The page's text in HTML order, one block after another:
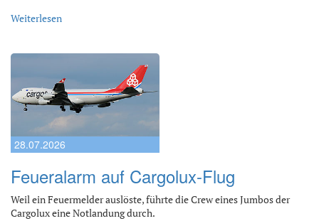
Weiterlesen
28.07.2026
Feueralarm auf Cargolux-Flug
Weil ein Feuermelder auslöste, führte die Crew eines Jumbos der
Cargolux eine Notlandung durch.